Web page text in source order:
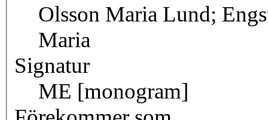
Olsson Maria Lund;
Maria
Signatur
ME [monogram]